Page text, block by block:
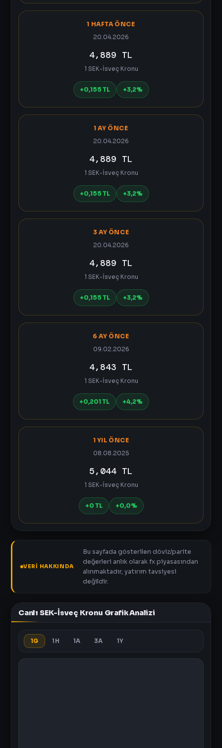
1 HAFTA ÖNCE
20.04.2026
4,889 TL
1 SEK-İsveç Kronu
+0,155 TL +3,2%
1 AY ÖNCE
20.04.2026
4,889 TL
1 SEK-İsveç Kronu
+0,155 TL +3,2%
3 AY ÖNCE
20.04.2026
4,889 TL
1 SEK-İsveç Kronu
+0,155 TL +3,2%
6 AY ÖNCE
09.02.2026
4,843 TL
1 SEK-İsveç Kronu
+0,201 TL +4,2%
1 YIL ÖNCE
08.08.2025
5,044 TL
1 SEK-İsveç Kronu
+0 TL +0,0%
VERI HAKKINDA
Bu sayfada gösterilen döviz/parite
değerleri anlık olarak fx piyasasından
alınmaktadır, yatırım tavsiyesi
değildir.
Canlı SEK-İsveç Kronu Grafik Analizi
1G 1H 1A 3A 1Y